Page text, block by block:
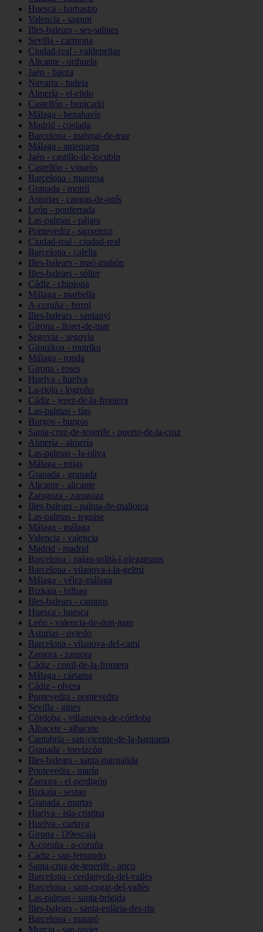
Huesca - barbastro
Valencia - sagunt
Illes-balears - ses-salines
Sevilla - carmona
Ciudad-real - valdepeñas
Alicante - orihuela
Jaén - baeza
Navarra - tudela
Almería - el-ejido
Castellón - benicarló
Málaga - benahavís
Madrid - coslada
Barcelona - malgrat-de-mar
Málaga - antequera
Jaén - castillo-de-locubín
Castellón - vinaròs
Barcelona - manresa
Granada - motril
Asturias - cangas-de-onís
León - ponferrada
Las-palmas - pájara
Pontevedra - sanxenxo
Ciudad-real - ciudad-real
Barcelona - calella
Illes-balears - maó-mahón
Illes-balears - sóller
Cádiz - chipiona
Málaga - marbella
A-coruña - ferrol
Illes-balears - santanyí
Girona - lloret-de-mar
Segovia - segovia
Gipuzkoa - mutriku
Málaga - ronda
Girona - roses
Huelva - huelva
La-rioja - logroño
Cádiz - jerez-de-la-frontera
Las-palmas - tías
Burgos - burgos
Santa-cruz-de-tenerife - puerto-de-la-cruz
Almería - almería
Las-palmas - la-oliva
Málaga - mijas
Granada - granada
Alicante - alicante
Zaragoza - zaragoza
Illes-balears - palma-de-mallorca
Las-palmas - teguise
Málaga - málaga
Valencia - valencia
Madrid - madrid
Barcelona - palau-solità-i-plegamans
Barcelona - vilanova-i-la-geltrú
Málaga - vélez-málaga
Bizkaia - bilbao
Illes-balears - campos
Huesca - huesca
León - valencia-de-don-juan
Asturias - oviedo
Barcelona - vilanova-del-camí
Zamora - zamora
Cádiz - conil-de-la-frontera
Málaga - cártama
Cádiz - olvera
Pontevedra - pontevedra
Sevilla - gines
Córdoba - villanueva-de-córdoba
Albacete - albacete
Cantabria - san-vicente-de-la-barquera
Granada - torvizcón
Illes-balears - santa-margalida
Pontevedra - marín
Zamora - el-perdigón
Bizkaia - sestao
Granada - murtas
Huelva - isla-cristina
Huelva - cartaya
Girona - l39escala
A-coruña - a-coruña
Cádiz - san-fernando
Santa-cruz-de-tenerife - arico
Barcelona - cerdanyola-del-vallès
Barcelona - sant-cugat-del-vallès
Las-palmas - santa-brígida
Illes-balears - santa-eulària-des-riu
Barcelona - mataró
Murcia - san-javier